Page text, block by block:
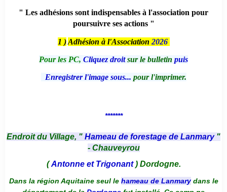
" Les adhésions sont indispensables à l'association pour
poursuivre ses actions "
1 ) Adhésion à l'Association 2026
Pour les PC, Cliquez droitsur le bulletin puis
Enregistrer l'image sous... pour l'imprimer.
*******
Endroit du Village, " Hameau de forestage de Lanmary "
- Chauveyrou
(Antonne et Trigonant) Dordogne.
Dans la région Aquitaine seul le hameau de Lanmarydans le